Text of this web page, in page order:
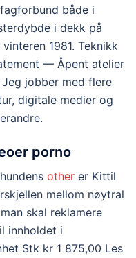
både i
i dekk på
1981. Teknikk
— Åpent atelier
jobber med flere
digitale medier og
porno
other er Kittil
mellom nøytral
skal reklamere
innholdet i
Stk kr 1 875,00 Les